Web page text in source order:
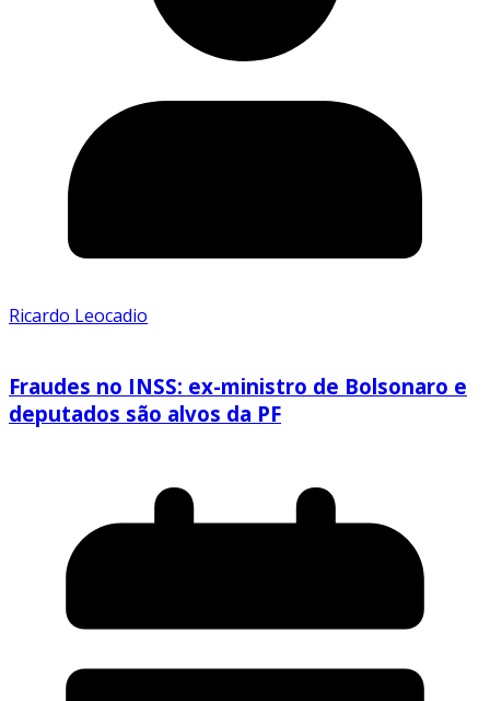
Ricardo Leocadio
Fraudes no INSS: ex-ministro de Bolsonaro e
deputados são alvos da PF